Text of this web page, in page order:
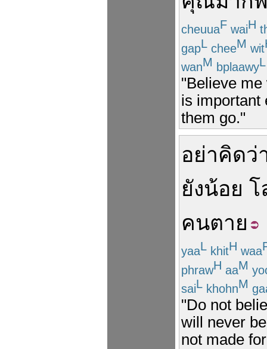
cheuuaF waiH
gapL cheeM wit
wanM bplaawyL
"Believe
is important
them go."
อย่าคิดว่
ยังน้อย โ
คนตาย
yaaL khitH waa
phrawH aaM
saiL khohnM
"Do not
will never
not made